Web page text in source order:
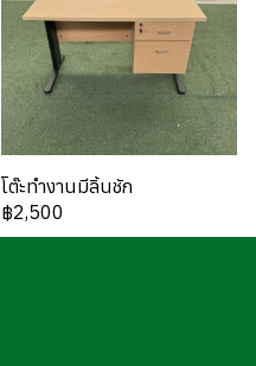
โต๊ะทำงานมีลิ้นชัก
฿2,500